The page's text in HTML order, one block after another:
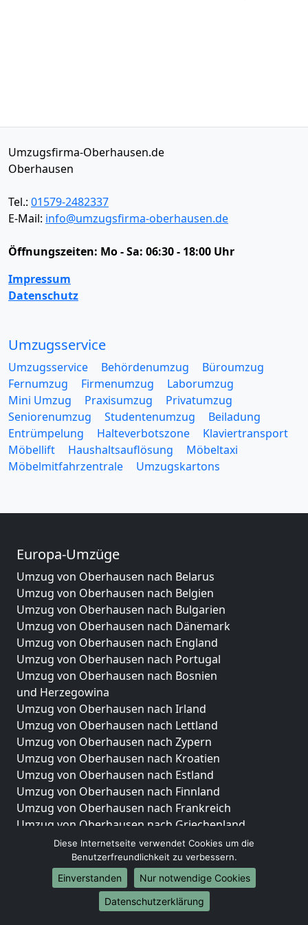
Umzugsfirma-Oberhausen.de
Oberhausen
Tel.: 01579-2482337
E-Mail: info@umzugsfirma-oberhausen.de
Öffnungszeiten: Mo - Sa: 06:30 - 18:00 Uhr
Impressum
Datenschutz
Umzugsservice
Umzugsservice Behördenumzug
Büroumzug
Fernumzug
Firmenumzug
Laborumzug
Mini Umzug
Praxisumzug
Privatumzug
Seniorenumzug
Studentenumzug
Beiladung
Entrümpelung
Halteverbotszone
Klaviertransport
Möbellift
Haushaltsauflösung
Möbeltaxi
Möbelmitfahrzentrale
Umzugskartons
Europa-Umzüge
Umzug von Oberhausen nach Belarus
Umzug von Oberhausen nach Belgien
Umzug von Oberhausen nach Bulgarien
Umzug von Oberhausen nach Dänemark
Umzug von Oberhausen nach England
Umzug von Oberhausen nach Portugal
Umzug von Oberhausen nach Bosnien
und Herzegowina
Umzug von Oberhausen nach Irland
Umzug von Oberhausen nach Lettland
Umzug von Oberhausen nach Zypern
Umzug von Oberhausen nach Kroatien
Umzug von Oberhausen nach Estland
Umzug von Oberhausen nach Finnland
Umzug von Oberhausen nach Frankreich
Umzug von Oberhausen nach Griechenland
Umzug von Oberhausen nach Italien
Umzug von Oberhausen nach Liechtenstein
Umzug von Oberhausen nach Luxemburg
Umzug von Oberhausen nach Niederlande
Umzug von Oberhausen nach Norwegen
Diese Internetseite verwendet Cookies um die
Benutzerfreundlichkeit zu verbessern.
Einverstanden
Nur notwendige Cookies
Datenschutzerklärung